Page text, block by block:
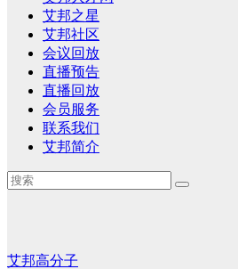
艾邦之星
艾邦社区
会议回放
直播预告
直播回放
会员服务
联系我们
艾邦简介
艾邦高分子